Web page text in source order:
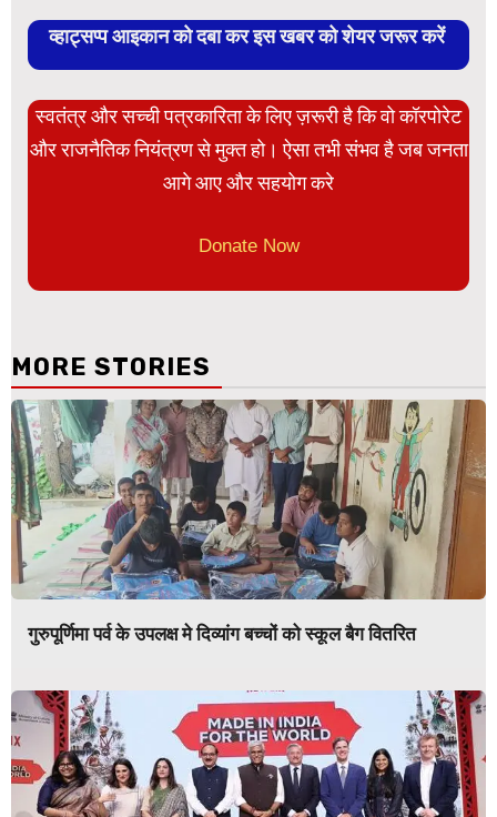
व्हाट्सप्प आइकान को दबा कर इस खबर को शेयर जरूर करें
स्वतंत्र और सच्ची पत्रकारिता के लिए ज़रूरी है कि वो कॉरपोरेट
और राजनैतिक नियंत्रण से मुक्त हो। ऐसा तभी संभव है जब जनता
आगे आए और सहयोग करे
Donate Now
MORE STORIES
गुरुपूर्णिमा पर्व के उपलक्ष मे दिव्यांग बच्चों को स्कूल बैग वितरित